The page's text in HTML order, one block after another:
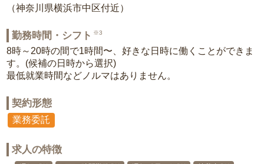
（神奈川県横浜市中区付近）
勤務時間・シフト ※3
8時～20時の間で1時間〜、好きな日時に働くことができま
す。(候補の日時から選択)
最低就業時間などノルマはありません。
契約形態
業務委託
求人の特徴